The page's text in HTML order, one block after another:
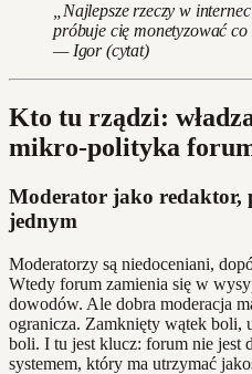
„Najlepsze rzeczy w
próbuje cię monetyzować
— Igor (cytat)
Kto tu rządzi:
mikro-polityka
Moderator jako redaktor,
jednym
Moderatorzy są niedoceniani,
Wtedy forum zamienia się w
dowodów. Ale dobra moderacja
ogranicza. Zamknięty wątek boli,
boli. I tu jest klucz: forum nie jest
systemem, który ma utrzymać